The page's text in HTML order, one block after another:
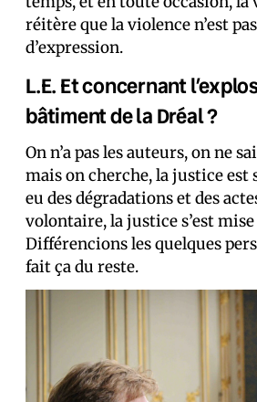
réitère que la violence n’est
d’expression.
L.E. Et concernant
bâtiment de la Dréal ?
On n’a pas les auteurs, on ne
mais on cherche, la justice est
eu des dégradations et des
volontaire, la justice s’est
Différencions les quelques
fait ça du reste.